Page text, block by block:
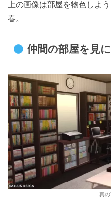
上の画像は部屋を物色しよ
春。
仲間の部屋を見
真の